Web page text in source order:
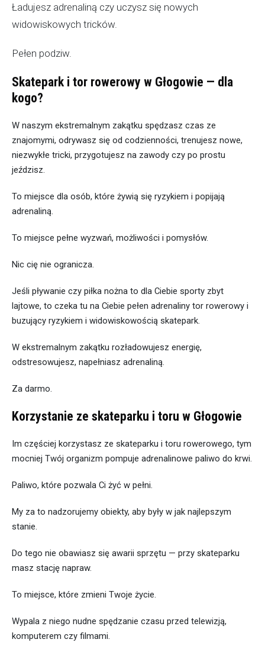
Ładujesz adrenaliną czy uczysz się nowych
widowiskowych tricków.
Pełen podziw.
Skatepark i tor rowerowy w Głogowie — dla
kogo?
W naszym ekstremalnym zakątku spędzasz czas ze
znajomymi, odrywasz się od codzienności, trenujesz nowe,
niezwykłe tricki, przygotujesz na zawody czy po prostu
jeździsz.
To miejsce dla osób, które żywią się ryzykiem i popijają
adrenaliną.
To miejsce pełne wyzwań, możliwości i pomysłów.
Nic cię nie ogranicza.
Jeśli pływanie czy piłka nożna to dla Ciebie sporty zbyt
lajtowe, to czeka tu na Ciebie pełen adrenaliny tor rowerowy i
buzujący ryzykiem i widowiskowością skatepark.
W ekstremalnym zakątku rozładowujesz energię,
odstresowujesz, napełniasz adrenaliną.
Za darmo.
Korzystanie ze skateparku i toru w Głogowie
Im częściej korzystasz ze skateparku i toru rowerowego, tym
mocniej Twój organizm pompuje adrenalinowe paliwo do krwi.
Paliwo, które pozwala Ci żyć w pełni.
My za to nadzorujemy obiekty, aby były w jak najlepszym
stanie.
Do tego nie obawiasz się awarii sprzętu — przy skateparku
masz stację napraw.
To miejsce, które zmieni Twoje życie.
Wypala z niego nudne spędzanie czasu przed telewizją,
komputerem czy filmami.